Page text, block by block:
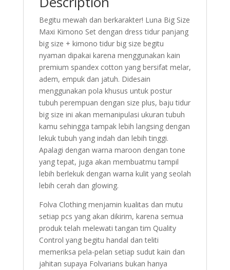
Begitu mewah dan berkarakter! Luna Big Size
Maxi Kimono Set dengan dress tidur panjang
big size + kimono tidur big size begitu
nyaman dipakai karena menggunakan kain
premium spandex cotton yang bersifat melar,
adem, empuk dan jatuh. Didesain
menggunakan pola khusus untuk postur
tubuh perempuan dengan size plus, baju tidur
big size ini akan memanipulasi ukuran tubuh
kamu sehingga tampak lebih langsing dengan
lekuk tubuh yang indah dan lebih tinggi.
Apalagi dengan warna maroon dengan tone
yang tepat, juga akan membuatmu tampil
lebih berlekuk dengan warna kulit yang seolah
lebih cerah dan glowing.
Folva Clothing menjamin kualitas dan mutu
setiap pcs yang akan dikirim, karena semua
produk telah melewati tangan tim Quality
Control yang begitu handal dan teliti
memeriksa pela-pelan setiap sudut kain dan
jahitan supaya Folvarians bukan hanya